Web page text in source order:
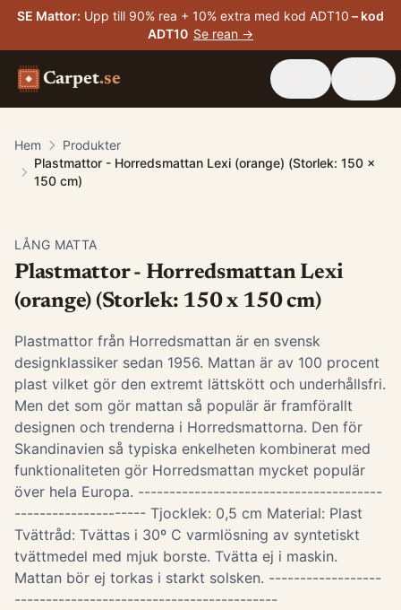
SE Mattor: Upp till 90% rea + 10% extra med kod ADT10 – kod
ADT10 Se rean →
Carpet.se
Hem
Produkter
Plastmattor - Horredsmattan Lexi (orange) (Storlek: 150 x
150 cm)
LÅNG MATTA
Plastmattor - Horredsmattan Lexi
(orange) (Storlek: 150 x 150 cm)
Plastmattor från Horredsmattan är en svensk
designklassiker sedan 1956. Mattan är av 100 procent
plast vilket gör den extremt lättskött och underhållsfri.
Men det som gör mattan så populär är framförallt
designen och trenderna i Horredsmattorna. Den för
Skandinavien så typiska enkelheten kombinerat med
funktionaliteten gör Horredsmattan mycket populär
över hela Europa. ---------------------------------------
--------------------- Tjocklek: 0,5 cm Material: Plast
Tvättråd: Tvättas i 30º C varmlösning av syntetiskt
tvättmedel med mjuk borste. Tvätta ej i maskin.
Mattan bör ej torkas i starkt solsken. ------------------
------------------------------------------